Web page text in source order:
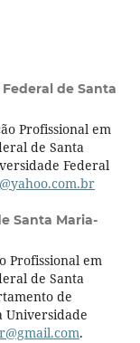
de Santa
Profissional em
de Santa
Federal
Santa Maria-
Profissional em
de Santa
de
Universidade
.